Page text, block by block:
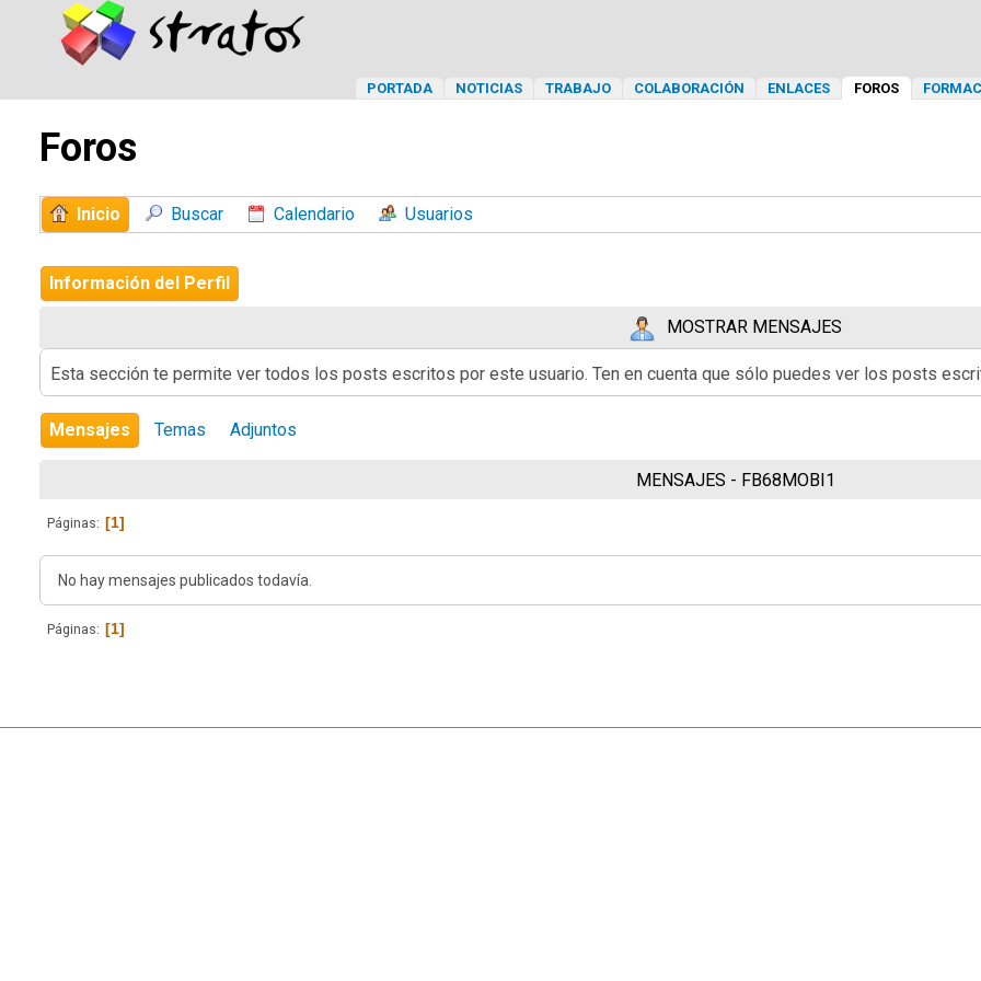
PORTADA NOTICIAS TRABAJO COLABORACIÓN ENLACES FOROS
Foros
Inicio Buscar Calendario Usuarios
Información del Perfil
MOSTRAR MENSAJES
Esta sección te permite ver todos los posts escritos por este usuario. Ten en cuenta que sólo puedes ver los posts
Mensajes Temas Adjuntos
MENSAJES - FB68MOBI1
Páginas 1
No hay mensajes publicados todavía.
Páginas 1